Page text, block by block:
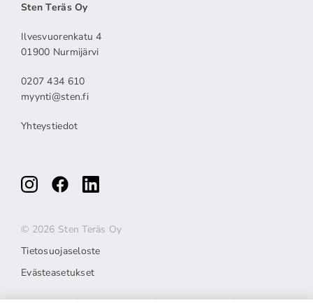
Sten Teräs Oy
Ilvesvuorenkatu 4
01900 Nurmijärvi
0207 434 610
myynti@sten.fi
Yhteystiedot
© 2026 Sten Teräs Oy
Tietosuojaseloste
Evästeasetukset